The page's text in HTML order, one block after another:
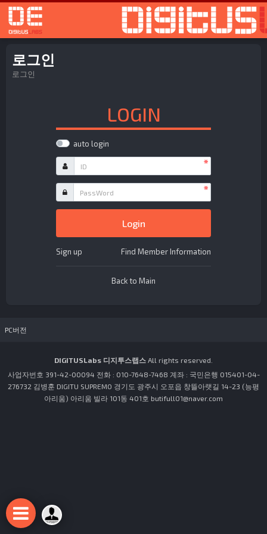
로그인
로그인
LOGIN
auto login
필수
PassWord
Login
Sign up Find Member Information
Back to Main
PC버전
DIGITUSLabs 디지투스랩스 All rights reserved.
사업자번호 391-42-00094 전화 : 010-7648-7468 계좌 : 국민은행 015401-04-
276732 김병훈 DIGITU SUPREMO 경기도 광주시 오포읍 창뜰아랫길 14-23 (능평
아리움) 아리움 빌라 101동 401호 butifull01@naver.com